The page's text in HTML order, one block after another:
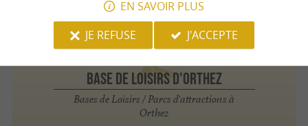
BASE DE LOISIRS D'ORTHEZ
Bases de Loisirs / Parcs d'attractions à
Orthez
EN SAVOIR PLUS
JE REFUSE
J'ACCEPTE